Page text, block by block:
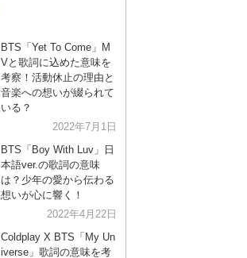
BTS「Yet To Come」M
Vと歌詞に込めた意味を
考察！活動休止の理由と
音楽への想いが綴られて
いる？
2022年7月1日
BTS「Boy With Luv」日
本語ver.の歌詞の意味
は？少年の愛から伝わる
想いが心に響く！
2022年4月22日
Coldplay X BTS「My Un
iverse」歌詞の意味を考